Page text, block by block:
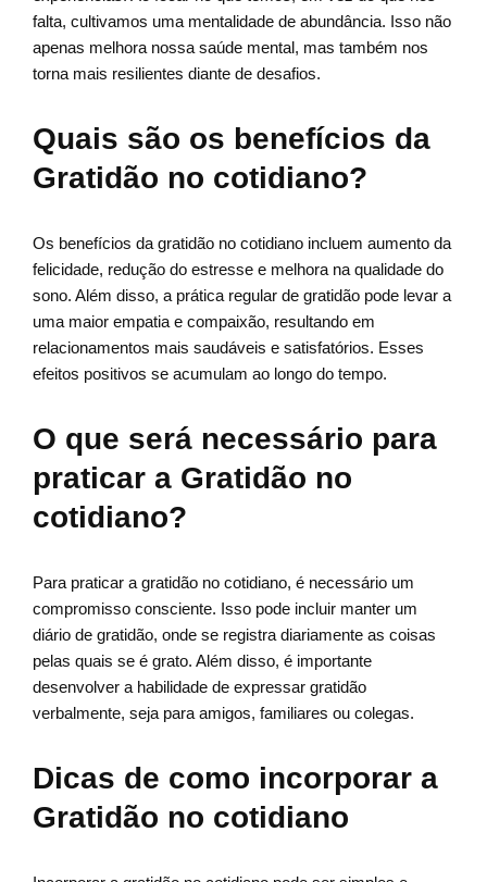
falta, cultivamos uma mentalidade de abundância. Isso não
apenas melhora nossa saúde mental, mas também nos
torna mais resilientes diante de desafios.
Quais são os benefícios da
Gratidão no cotidiano?
Os benefícios da gratidão no cotidiano incluem aumento da
felicidade, redução do estresse e melhora na qualidade do
sono. Além disso, a prática regular de gratidão pode levar a
uma maior empatia e compaixão, resultando em
relacionamentos mais saudáveis e satisfatórios. Esses
efeitos positivos se acumulam ao longo do tempo.
O que será necessário para
praticar a Gratidão no
cotidiano?
Para praticar a gratidão no cotidiano, é necessário um
compromisso consciente. Isso pode incluir manter um
diário de gratidão, onde se registra diariamente as coisas
pelas quais se é grato. Além disso, é importante
desenvolver a habilidade de expressar gratidão
verbalmente, seja para amigos, familiares ou colegas.
Dicas de como incorporar a
Gratidão no cotidiano